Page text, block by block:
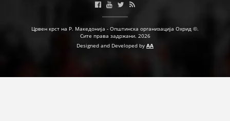
Црвен крст на Р. Македонија - Општинска организација Охрид ©.
Сите права задржани. 2026
Designed and Developed by AA